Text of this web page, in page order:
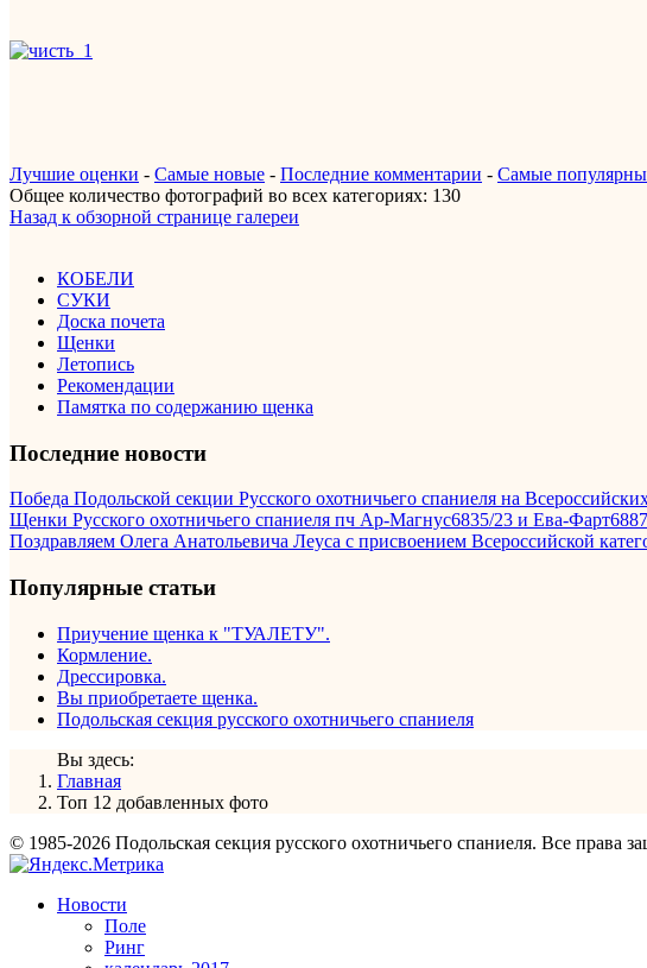
Лучшие оценки - Самые новые - Последние комментарии - Самые
Общее количество фотографий во всех категориях: 130
Назад к обзорной странице галереи
КОБЕЛИ
СУКИ
Доска почета
Щенки
Летопись
Рекомендации
Памятка по содержанию щенка
Последние новости
Победа Подольской секции Русского охотничьего спаниеля на
Щенки Русского охотничьего спаниеля пч Ар-Магнус6835/23 и Ева-
Поздравляем Олега Анатольевича Леуса с присвоением Всероссийской
Популярные статьи
Приучение щенка к "ТУАЛЕТУ".
Кормление.
Дрессировка.
Вы приобретаете щенка.
Подольская секция русского охотничьего спаниеля
Вы здесь:
Главная
Топ 12 добавленных фото
© 1985-2026 Подольская секция русского охотничьего спаниеля. Все права
Новости
Поле
Ринг